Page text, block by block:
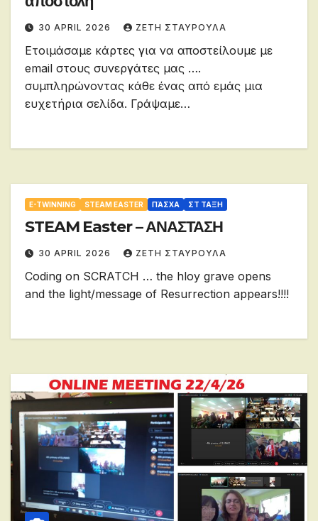
30 APRIL 2026 ΖΕΤΗ ΣΤΑΥΡΟΥΛΑ
Ετοιμάσαμε κάρτες για να αποστείλουμε με
email στους συνεργάτες μας ….
συμπληρώνοντας κάθε ένας από εμάς μια
ευχετήρια σελίδα. Γράψαμε…
E-TWINNING STEAM EASTER ΠΆΣΧΑ ΣΤ ΤΑΞΗ
STEAM Easter – ΑΝΑΣΤΑΣΗ
30 APRIL 2026 ΖΕΤΗ ΣΤΑΥΡΟΥΛΑ
Coding on SCRATCH … the hloy grave opens
and the light/message of Resurrection appears!!!!